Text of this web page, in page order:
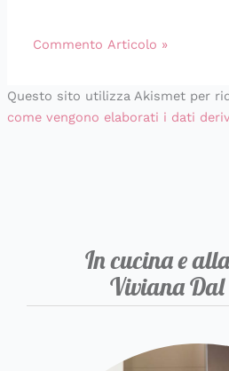
Questo sito utilizza Akismet per
come vengono elaborati i dati
In cucina e
Viviana Dal